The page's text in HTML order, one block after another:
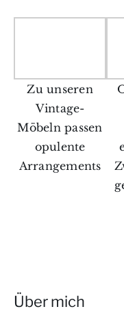
Zu unseren
Vintage-
Möbeln passen
opulente
Arrangements
Über mich